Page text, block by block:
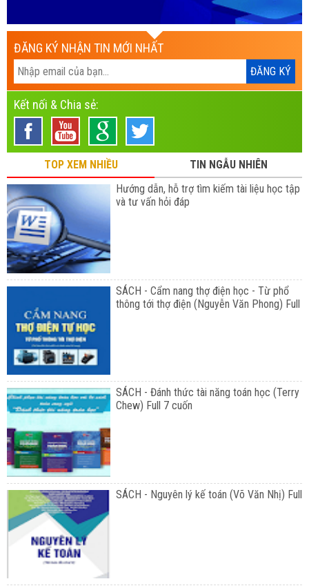
ĐĂNG KÝ NHẬN TIN MỚI NHẤT
Kết nối & Chia sẻ:
TOP XEM NHIỀU
TIN NGẪU NHIÊN
Hướng dẫn, hỗ trợ tìm kiếm tài liệu học tập
và tư vấn hỏi đáp
SÁCH - Cẩm nang thợ điện học - Từ phổ
thông tới thợ điện (Nguyễn Văn Phong) Full
SÁCH - Đánh thức tài năng toán học (Terry
Chew) Full 7 cuốn
SÁCH - Nguyên lý kế toán (Võ Văn Nhị) Full